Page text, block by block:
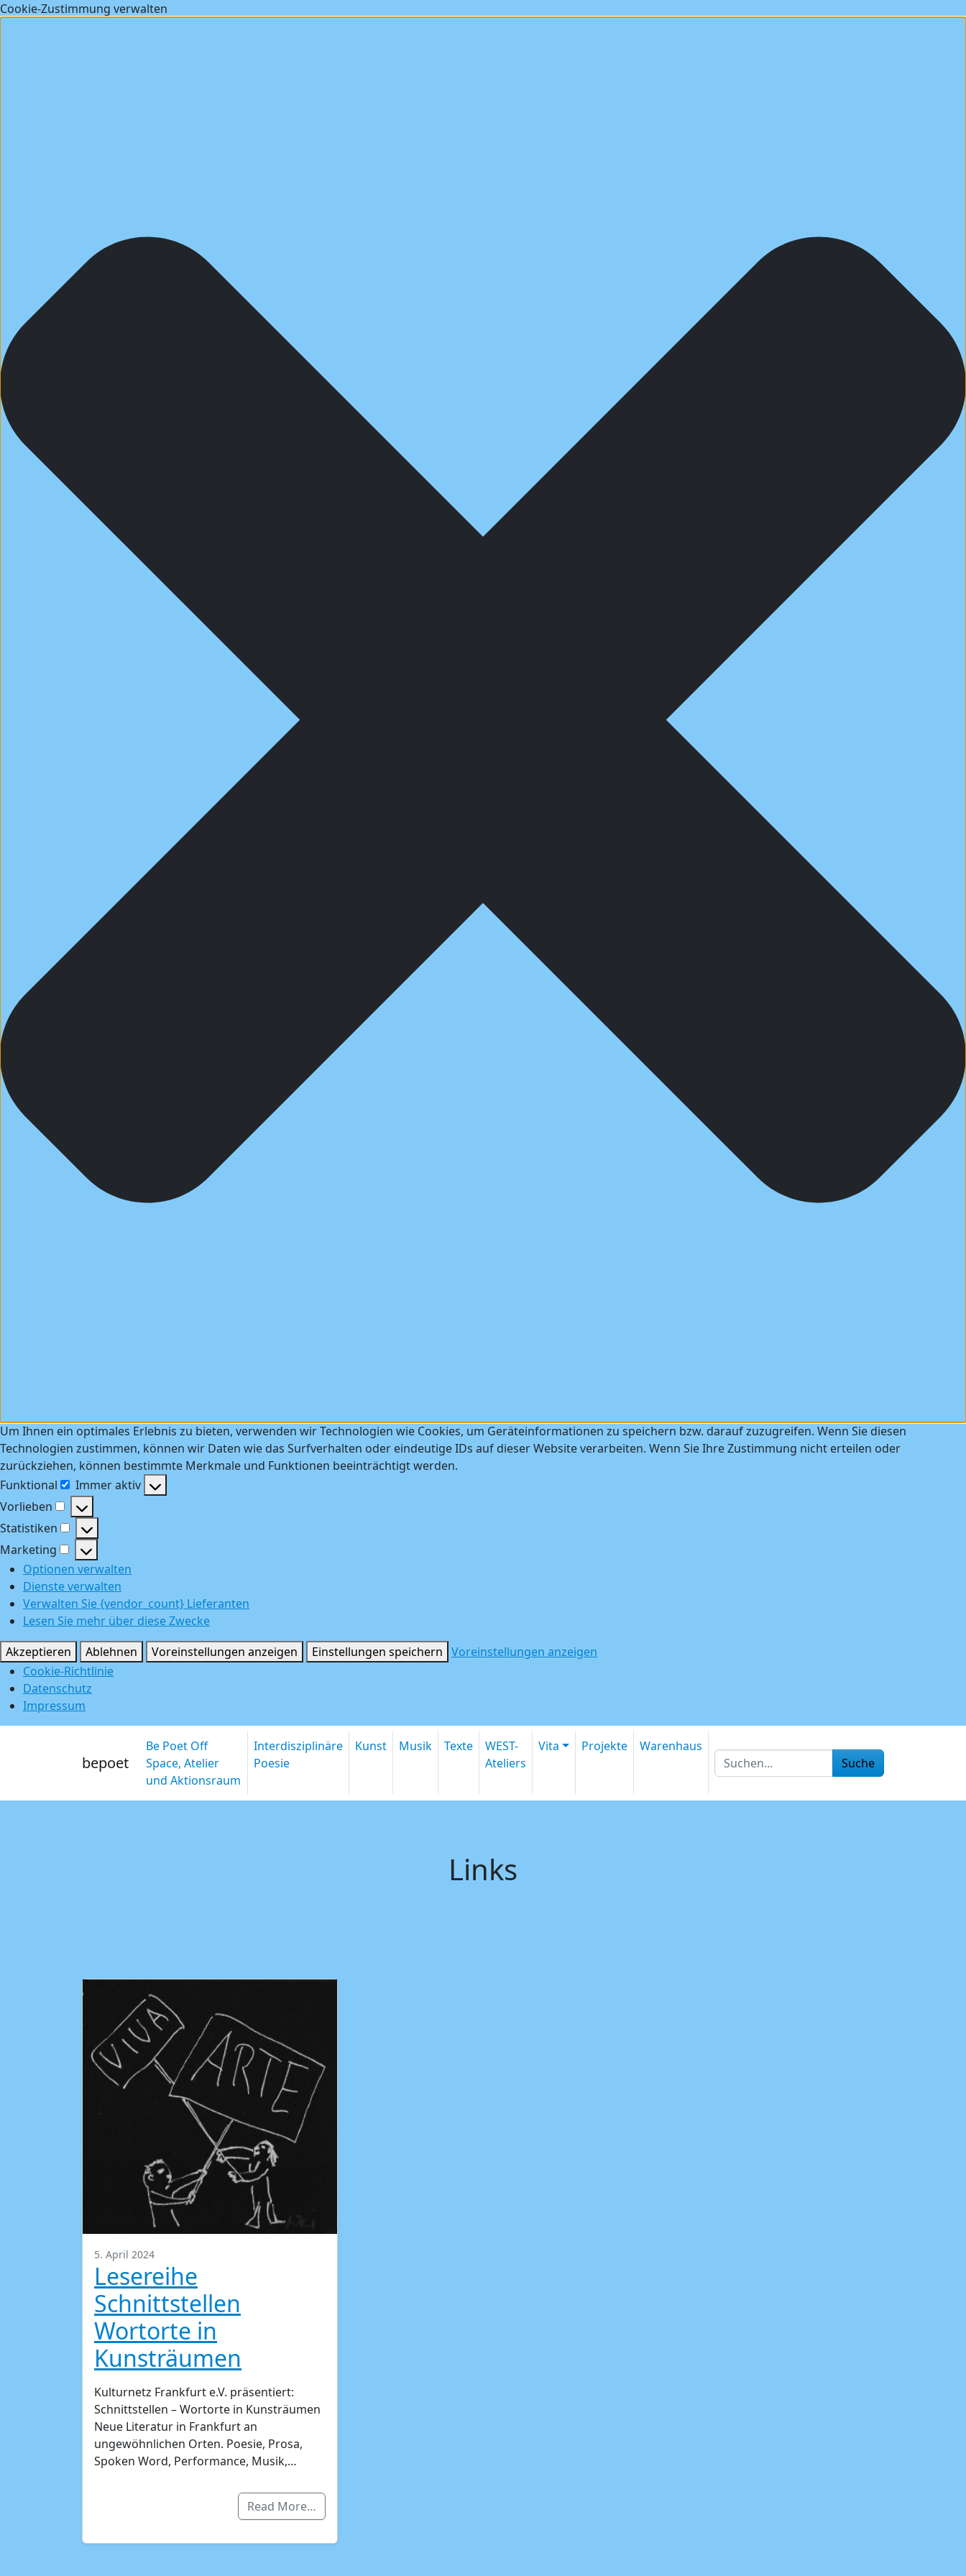
Cookie-Zustimmung verwalten
Um Ihnen ein optimales Erlebnis zu bieten, verwenden wir Technologien wie Cookies, um Geräteinformationen zu speichern bzw. darauf zuzugreifen. Wenn Sie diesen
Technologien zustimmen, können wir Daten wie das Surfverhalten oder eindeutige IDs auf dieser Website verarbeiten. Wenn Sie Ihre Zustimmung nicht erteilen oder
zurückziehen, können bestimmte Merkmale und Funktionen beeinträchtigt werden.
Funktional
Funktional
Immer aktiv
Vorlieben
Vorlieben
Statistiken
Statistiken
Marketing
Marketing
Optionen verwalten
Dienste verwalten
Verwalten Sie {vendor_count} Lieferanten
Lesen Sie mehr über diese Zwecke
Akzeptieren
Ablehnen Voreinstellungen anzeigen Einstellungen speichern Voreinstellungen anzeigen
Cookie-Richtlinie
Datenschutz
Impressum
bepoet
Be Poet Off
Space, Atelier
und Aktionsraum
Interdisziplinäre
Poesie
Kunst Musik Texte
WEST-
Ateliers
Vita Projekte Warenhaus
Suche
Links
5. April 2024
Lesereihe
Schnittstellen
Wortorte in
Kunsträumen
Kulturnetz Frankfurt e.V. präsentiert:
Schnittstellen – Wortorte in Kunsträumen
Neue Literatur in Frankfurt an
ungewöhnlichen Orten. Poesie, Prosa,
Spoken Word, Performance, Musik,…
Read More…